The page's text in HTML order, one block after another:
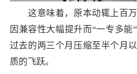
这意味着，原本动辄上百万
因兼容性大幅提升而“一专多能
过去的两三个月压缩至半个月
质的飞跃。